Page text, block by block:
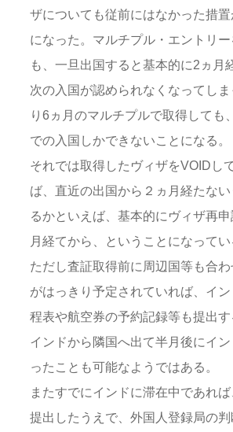
ザについても従前にはなかった措置
になった。マルチプル・エントリ
も、一旦出国すると基本的に2ヵ月
次の入国が認められなくなってしま
り6ヵ月のマルチプルで取得しても
での入国しかできないことになる。
それでは取得したヴィザをVOIDし
ば、直近の出国から２ヵ月経たな
るかといえば、基本的にヴィザ再
月経てから、ということになってい
ただし査証取得前に周辺国等も合
がはっきり予定されていれば、イ
程表や航空券の予約記録等も提出す
インドから隣国へ出て半月後にイ
ったことも可能なようではある。
またすでにインドに滞在中であれ
提出したうえで、外国人登録局の